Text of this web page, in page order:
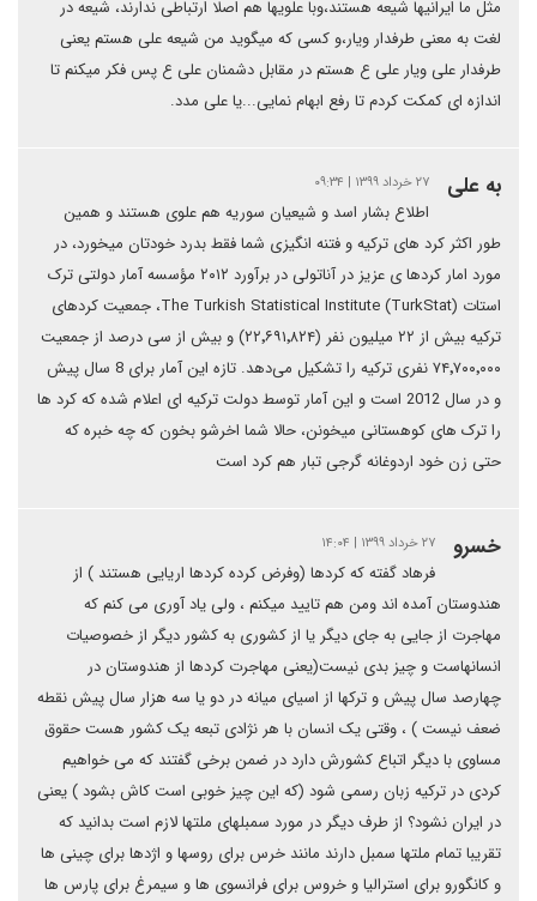
مثل ما ایرانیها شیعه هستند،وبا علویها هم اصلا ارتباطی ندارند، شیعه در
لغت به معنی طرفدار ویار،و کسی که میگوید من شیعه علی هستم یعنی
طرفدار علی ویار علی ع هستم در مقابل دشمنان علی ع پس فکر میکنم تا
اندازه ای کمکت کردم تا رفع ابهام نمایی...یا علی مدد.
به علی ۲۷ خرداد ۱۳۹۹ | ۰۹:۳۴
اطلاع بشار اسد و شیعیان سوریه هم علوی هستند و همین
طور اکثر کرد های ترکیه و فتنه انگیزی شما فقط بدرد خودتان میخورد، در
مورد امار کردها ی عزیز در آناتولی در برآورد ۲۰۱۲ مؤسسه آمار دولتی ترک
استات (The Turkish Statistical Institute (TurkStat، جمعیت کردهای
ترکیه بیش از ۲۲ میلیون نفر (۲۲٬۶۹۱٬۸۲۴) و بیش از سی درصد از جمعیت
۷۴٬۷۰۰٬۰۰۰ نفری ترکیه را تشکیل می‌دهد. تازه این آمار برای 8 سال پیش
و در سال 2012 است و این آمار توسط دولت ترکیه ای اعلام شده که کرد ها
را ترک های کوهستانی میخونن، حالا شما اخرشو بخون که چه خبره که
حتی زن خود اردوغانه گرجی تبار هم کرد است
خسرو ۲۷ خرداد ۱۳۹۹ | ۱۴:۰۴
فرهاد گفته که کردها (وفرض کرده کردها اریایی هستند ) از
هندوستان آمده اند ومن هم تایید میکنم ، ولی یاد آوری می کنم که
مهاجرت از جایی به جای دیگر یا از کشوری به کشور دیگر از خصوصیات
انسانهاست و چیز بدی نیست(یعنی مهاجرت کردها از هندوستان در
چهارصد سال پیش و ترکها از اسیای میانه در دو یا سه هزار سال پیش نقطه
ضعف نیست ) ، وقتی یک انسان با هر نژادی تبعه یک کشور هست حقوق
مساوی با دیگر اتباع کشورش دارد در ضمن برخی گفتند که می خواهیم
کردی در ترکیه زبان رسمی شود (که این چیز خوبی است کاش بشود ) یعنی
در ایران نشود؟ از طرف دیگر در مورد سمبلهای ملتها لازم است بدانید که
تقریبا تمام ملتها سمبل دارند مانند خرس برای روسها و اژدها برای چینی ها
و کانگورو برای استرالیا و خروس برای فرانسوی ها و سیمرغ برای پارس ها